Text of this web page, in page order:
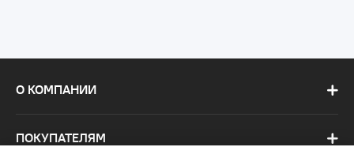
О КОМПАНИИ
ПОКУПАТЕЛЯМ